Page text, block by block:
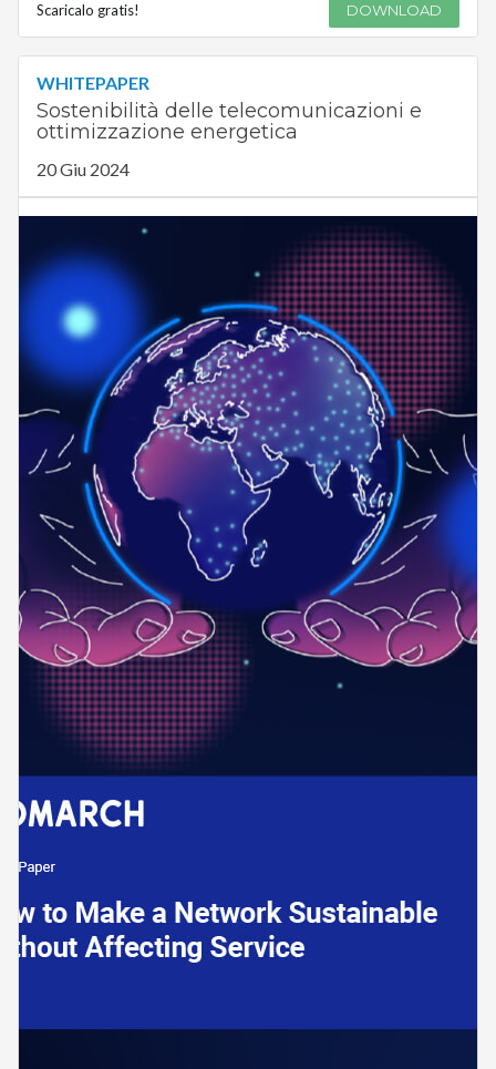
Scaricalo gratis! DOWNLOAD
WHITEPAPER
Sostenibilità delle telecomunicazioni e
ottimizzazione energetica
20 Giu 2024